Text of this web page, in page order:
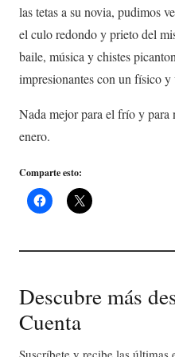
las tetas a su novia, pudimos
el culo redondo y prieto del
baile, música y chistes
impresionantes con un físico
Nada mejor para el frío y para
enero.
Comparte esto:
Descubre más
Cuenta